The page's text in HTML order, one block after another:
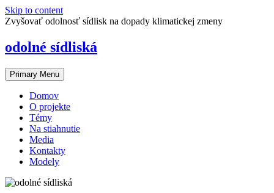
Skip to content
Zvyšovať odolnosť sídlisk na dopady klimatickej zmeny
odolné sídliská
Primary Menu
Domov
O projekte
Témy
Na stiahnutie
Media
Kontakty
Modely